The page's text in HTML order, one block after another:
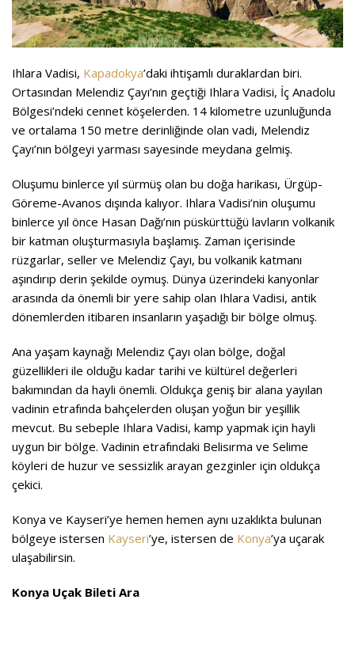
Ihlara Vadisi, Kapadokya’daki ihtişamlı duraklardan biri.
Ortasından Melendiz Çayı’nın geçtiği Ihlara Vadisi, İç Anadolu
Bölgesi’ndeki cennet köşelerden. 14 kilometre uzunluğunda
ve ortalama 150 metre derinliğinde olan vadi, Melendiz
Çayı’nın bölgeyi yarması sayesinde meydana gelmiş.
Oluşumu binlerce yıl sürmüş olan bu doğa harikası, Ürgüp-
Göreme-Avanos dışında kalıyor. Ihlara Vadisi’nin oluşumu
binlerce yıl önce Hasan Dağı’nın püskürttüğü lavların volkanik
bir katman oluşturmasıyla başlamış. Zaman içerisinde
rüzgarlar, seller ve Melendiz Çayı, bu volkanik katmanı
aşındırıp derin şekilde oymuş. Dünya üzerindeki kanyonlar
arasında da önemli bir yere sahip olan Ihlara Vadisi, antik
dönemlerden itibaren insanların yaşadığı bir bölge olmuş.
Ana yaşam kaynağı Melendiz Çayı olan bölge, doğal
güzellikleri ile olduğu kadar tarihi ve kültürel değerleri
bakımından da hayli önemli. Oldukça geniş bir alana yayılan
vadinin etrafında bahçelerden oluşan yoğun bir yeşillik
mevcut. Bu sebeple Ihlara Vadisi, kamp yapmak için hayli
uygun bir bölge. Vadinin etrafındaki Belisırma ve Selime
köyleri de huzur ve sessizlik arayan gezginler için oldukça
çekici.
Konya ve Kayseri’ye hemen hemen aynı uzaklıkta bulunan
bölgeye istersen Kayseri’ye, istersen de Konya’ya uçarak
ulaşabilirsin.
Konya Uçak Bileti Ara